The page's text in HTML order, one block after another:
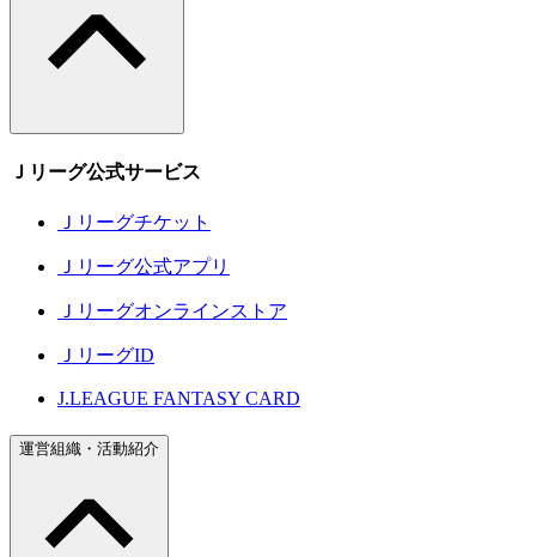
Ｊリーグ公式サービス
Ｊリーグチケット
Ｊリーグ公式アプリ
Ｊリーグオンラインストア
ＪリーグID
J.LEAGUE FANTASY CARD
運営組織・活動紹介